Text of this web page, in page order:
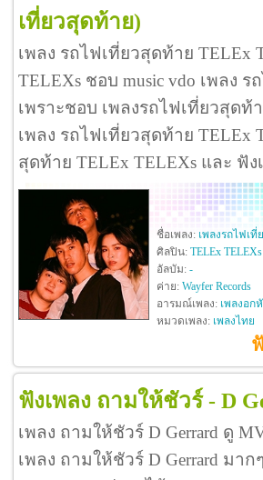
เที่ยวสุดท้าย)
เพลง รถไฟเที่ยวสุดท้าย TELEx
TELEXs ชอบ music vdo เพลง
เพราะชอบ เพลงรถไฟเที่ยวสุด
เพลง รถไฟเที่ยวสุดท้าย TELEx
สุดท้าย TELEx TELEXs และ ฟั
ชื่อเพลง: เพลงรถไฟเ
ศิลปิน: TELEx TELEXs
อัลบัม: -
ค่าย: Wayfer Records
อารมณ์เพลง: เพลงอก
หมวดเพลง: เพลงไทย
ฟังเพลง ถามให้ชัวร์ - D
เพลง ถามให้ชัวร์ D Gerrard ดู
เพลง ถามให้ชัวร์ D Gerrard มา